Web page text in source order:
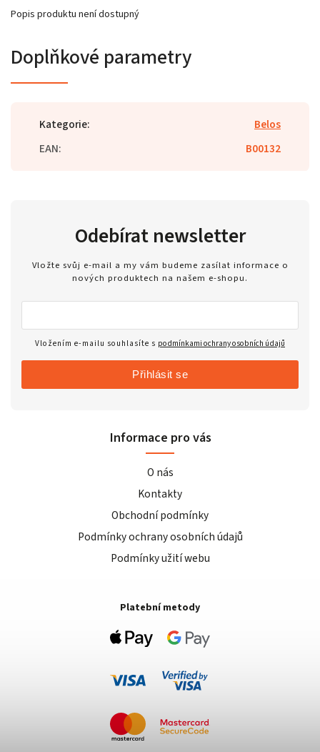
Popis produktu není dostupný
Doplňkové parametry
Kategorie:
Belos
EAN: B00132
Odebírat newsletter
Vložte svůj e-mail a my vám budeme zasílat informace o
nových produktech na našem e-shopu.
Vložením e-mailu souhlasíte s podmínkami ochrany osobních údajů
Přihlásit se
Informace pro vás
O nás
Kontakty
Obchodní podmínky
Podmínky ochrany osobních údajů
Podmínky užití webu
Platební metody